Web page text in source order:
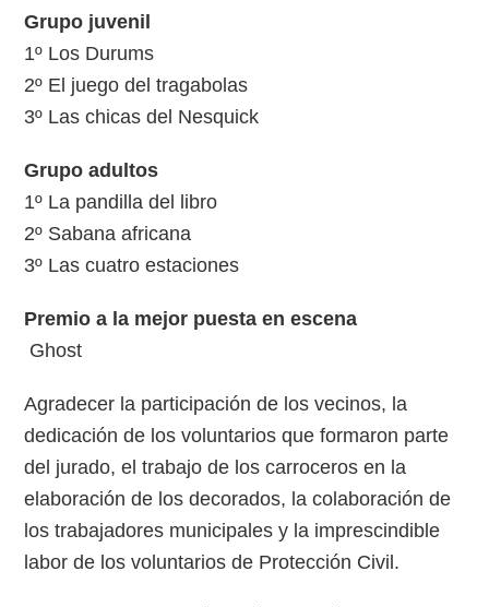
Grupo juvenil
1º Los Durums
2º El juego del tragabolas
3º Las chicas del Nesquick
Grupo adultos
1º La pandilla del libro
2º Sabana africana
3º Las cuatro estaciones
Premio a la mejor puesta en escena
Ghost
Agradecer la participación de los vecinos, la
dedicación de los voluntarios que formaron parte
del jurado, el trabajo de los carroceros en la
elaboración de los decorados, la colaboración de
los trabajadores municipales y la imprescindible
labor de los voluntarios de Protección Civil.